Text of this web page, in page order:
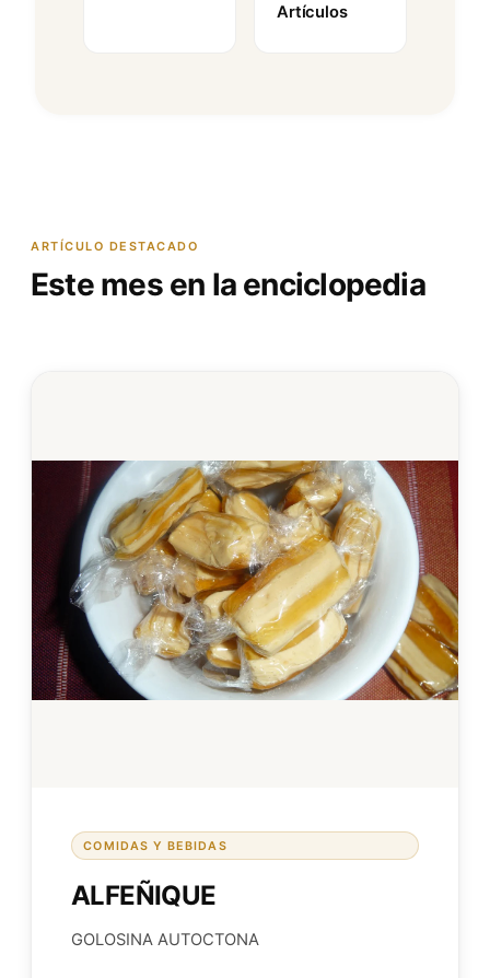
Artículos
ARTÍCULO DESTACADO
Este mes en la enciclopedia
COMIDAS Y BEBIDAS
ALFEÑIQUE
GOLOSINA AUTOCTONA